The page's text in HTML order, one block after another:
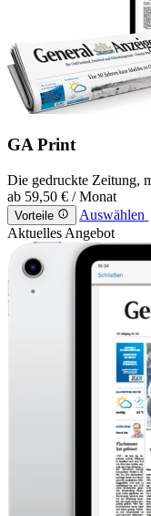
GA Print
Die gedruckte Zeitung,
ab 59,50 € / Monat
Vorteile
Auswählen
Aktuelles Angebot